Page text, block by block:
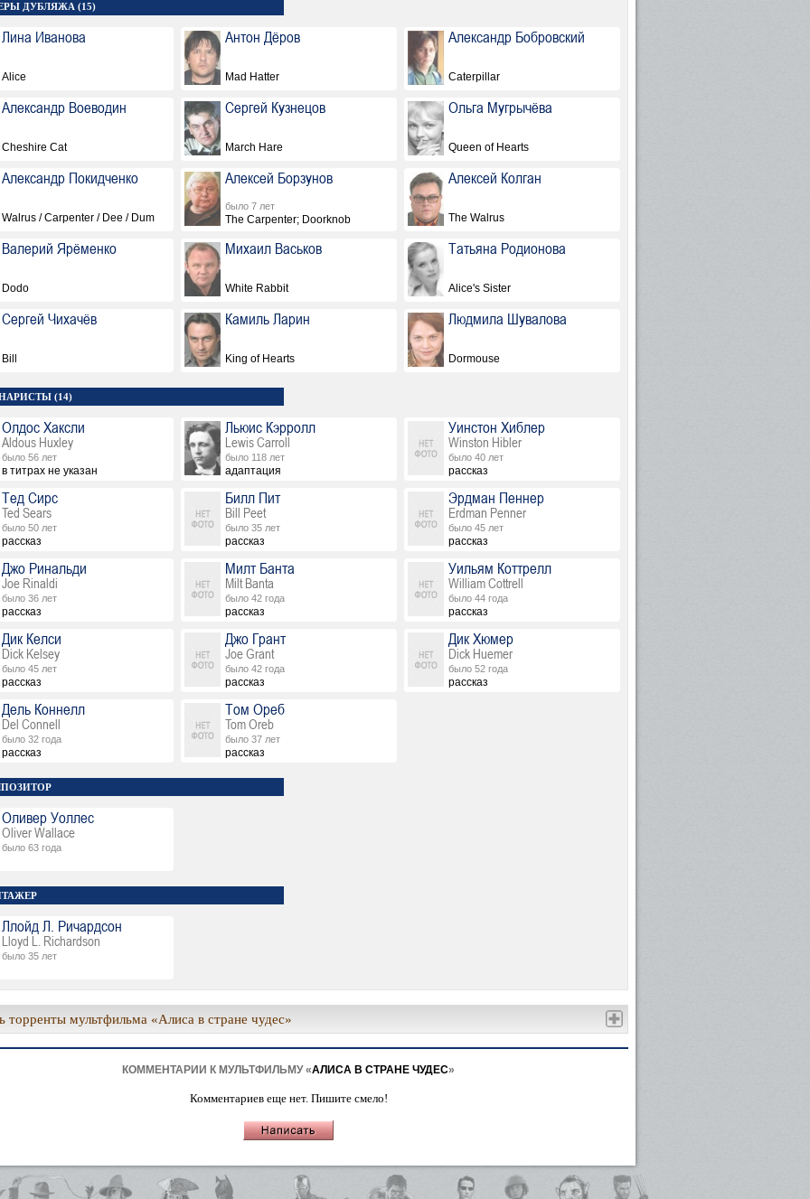
ДУБЛЯЖА (15)
Лина Иванова
Alice
Антон Дёров
Mad Hatter
Александр Бобровский
Caterpillar
Александр Воеводин
Cheshire Cat
Сергей Кузнецов
March Hare
Ольга Мугрычёва
Queen of Hearts
Александр Покидченко
Walrus / Carpenter / Dee / Dum
Алексей Борзунов
было 7 лет
The Carpenter; Doorknob
Алексей Колган
The Walrus
Валерий Ярёменко
Dodo
Михаил Васьков
White Rabbit
Татьяна Родионова
Alice's Sister
Сергей Чихачёв
Bill
Камиль Ларин
King of Hearts
Людмила Шувалова
Dormouse
(14)
Олдос Хаксли
Aldous Huxley
было 56 лет
в титрах не указан
Льюис Кэрролл
Lewis Carroll
было 118 лет
адаптация
Уинстон Хиблер
Winston Hibler
было 40 лет
рассказ
Тед Сирс
Ted Sears
было 50 лет
рассказ
Билл Пит
Bill Peet
было 35 лет
рассказ
Эрдман Пеннер
Erdman Penner
было 45 лет
рассказ
Джо Ринальди
Joe Rinaldi
было 36 лет
рассказ
Милт Банта
Milt Banta
было 42 года
рассказ
Уильям Коттрелл
William Cottrell
было 44 года
рассказ
Дик Келси
Dick Kelsey
было 45 лет
рассказ
Джо Грант
Joe Grant
было 42 года
рассказ
Дик Хюмер
Dick Huemer
было 52 года
рассказ
Дель Коннелл
Del Connell
было 32 года
рассказ
Том Ореб
Tom Oreb
было 37 лет
рассказ
Оливер Уоллес
Oliver Wallace
было 63 года
Ллойд Л. Ричардсон
Lloyd L. Richardson
было 35 лет
торренты мультфильма «Алиса в стране чудес»
КОММЕНТАРИИ К МУЛЬТФИЛЬМУ «АЛИСА В СТРАНЕ ЧУДЕС»
Комментариев еще нет. Пишите смело!